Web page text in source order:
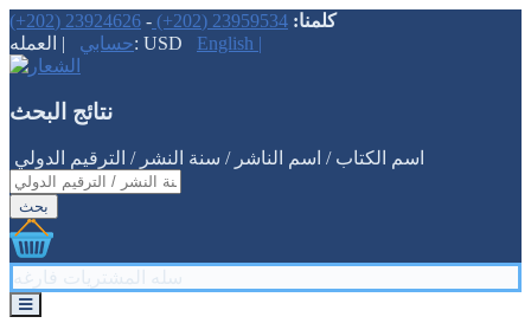
كلمنا: 23959534 (202+)
-
23924626 (202+)
حسابي| العمله: USD English |
نتائج البحث
‏اسم الكتاب / اسم الناشر / سنة النشر / الترقيم الدولي ‏
سله المشتريات فارغه